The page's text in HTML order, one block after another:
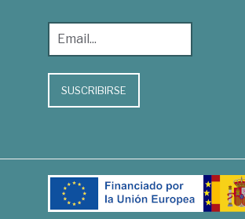
SUSCRIBIRSE